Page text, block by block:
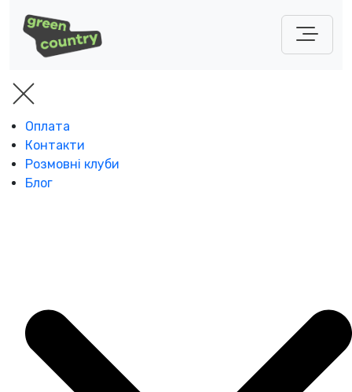
Оплата
Контакти
Розмовні клуби
Блог